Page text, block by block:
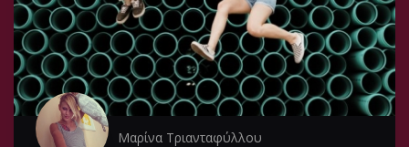
Μαρίνα Τριανταφύλλου